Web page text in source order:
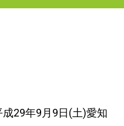
29年9月9日(土)愛知